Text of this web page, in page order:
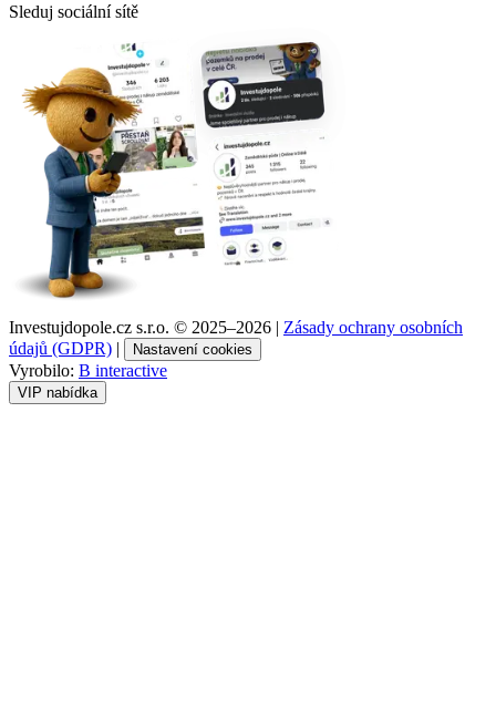
Sleduj sociální sítě
Investujdopole.cz s.r.o. © 2025–2026 | Zásady ochrany osobních
údajů (GDPR) | Nastavení cookies
Vyrobilo: B interactive
VIP nabídka